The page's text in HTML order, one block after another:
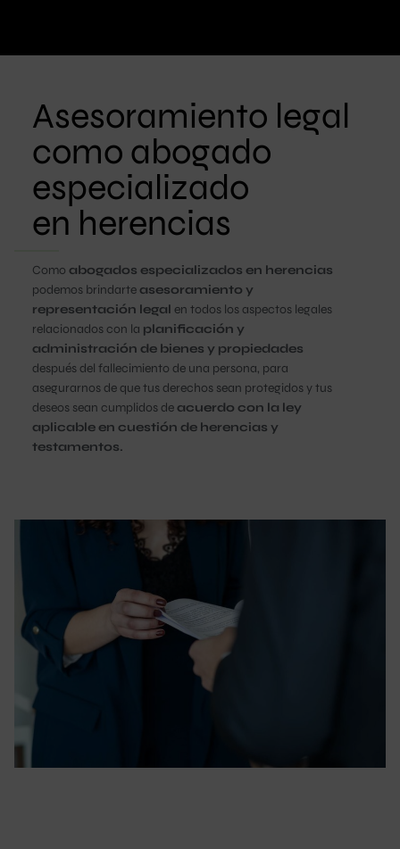
Asesoramiento legal
como abogado
especializado
en herencias
Como abogados especializados en herencias
podemos brindarte asesoramiento y
representación legal en todos los aspectos legales
relacionados con la planificación y
administración de bienes y propiedades
después del fallecimiento de una persona, para
asegurarnos de que tus derechos sean protegidos y tus
deseos sean cumplidos de acuerdo con la ley
aplicable en cuestión de herencias y
testamentos.